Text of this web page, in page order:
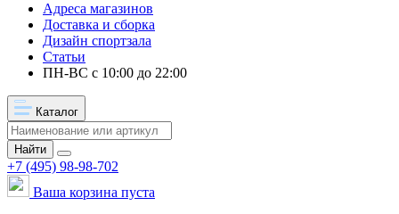
Адреса магазинов
Доставка и сборка
Дизайн спортзала
Статьи
ПН-ВС с 10:00 до 22:00
Каталог
Найти
+7 (495) 98-98-702
Ваша корзина пуста